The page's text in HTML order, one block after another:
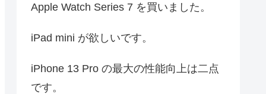
Apple Watch Series 7 を買いました。
iPad mini が欲しいです。
iPhone 13 Pro の最大の性能向上は二点
です。